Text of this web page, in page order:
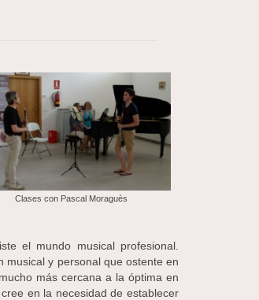
Clases con Pascal Moraguès
el mundo musical profesional.
musical y personal que ostente en
más cercana a la óptima en
en la necesidad de establecer